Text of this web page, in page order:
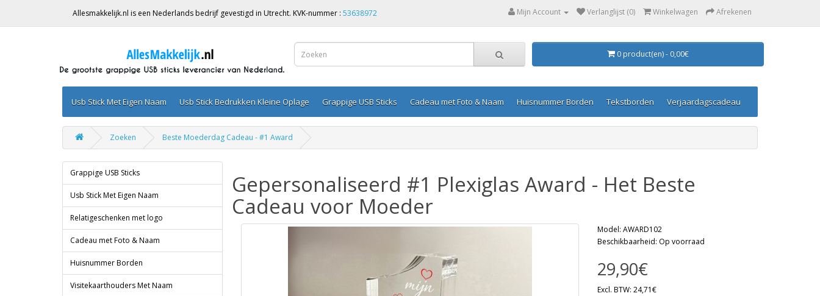
Allesmakkelijk.nl is een Nederlands bedrijf gevestigd in Utrecht. KVK-nummer : 53638972 Mijn Account Verlanglijst (0) Winkelwagen Afrekenen
0 product(en) - 0,00€
Usb Stick Met Eigen Naam Usb Stick Bedrukken Kleine Oplage Grappige USB Sticks Cadeau met Foto & Naam Huisnummer Borden Tekstborden Verjaardagscadeau
Zoeken Beste Moederdag Cadeau - #1 Award
Grappige USB Sticks
Usb Stick Met Eigen Naam
Relatigeschenken met logo
Cadeau met Foto & Naam
Huisnummer Borden
Visitekaarthouders Met Naam
Gepersonaliseerd #1 Plexiglas Award - Het Beste
Cadeau voor Moeder
Model: AWARD102
Beschikbaarheid: Op voorraad
29,90€
Excl. BTW: 24,71€